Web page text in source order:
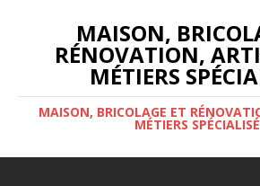
MAISON,
RÉNOVATION,
MÉTIERS
MAISON, BRICOLAGE ET
MÉTIERS